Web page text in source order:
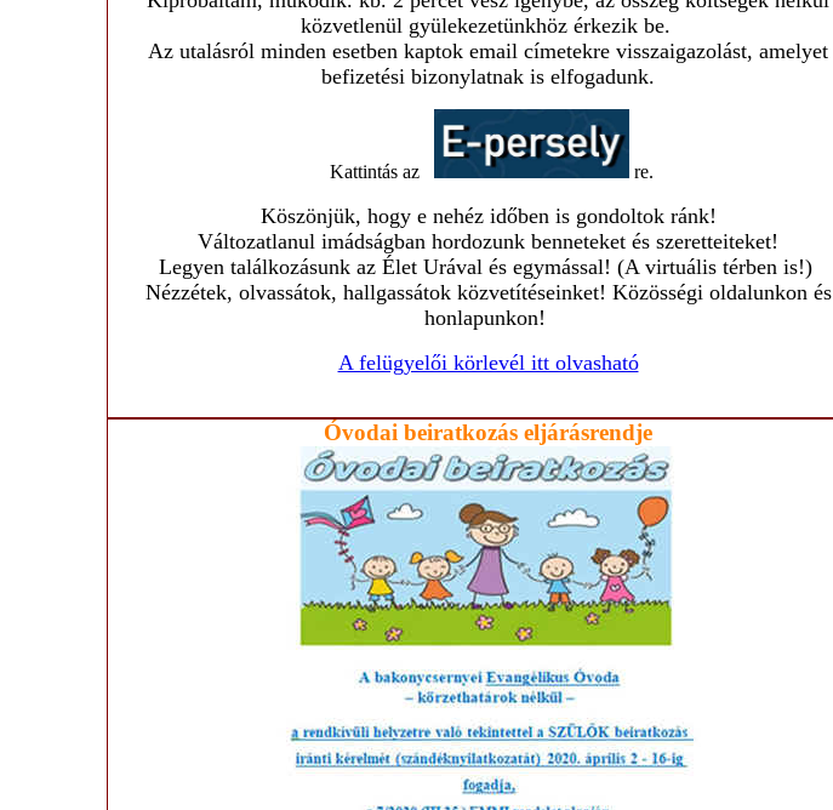
közvetlenül gyülekezetünkhöz érkezik be.
Az utalásról minden esetben kaptok email címetekre visszaigazolást, amelyet
befizetési bizonylatnak is elfogadunk.
Kattintás az re.
Köszönjük, hogy e nehéz időben is gondoltok ránk!
Változatlanul imádságban hordozunk benneteket és szeretteiteket!
Legyen találkozásunk az Élet Urával és egymással! (A virtuális térben is!)
Nézzétek, olvassátok, hallgassátok közvetítéseinket! Közösségi oldalunkon és
honlapunkon!
A felügyelői körlevél itt olvasható
Óvodai beiratkozás eljárásrendje